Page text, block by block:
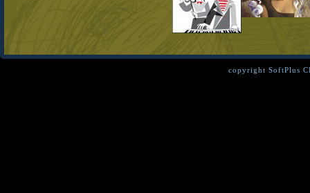
copyright SoftPlus